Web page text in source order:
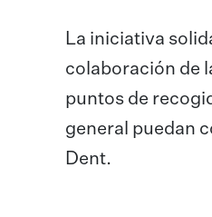
La iniciativa
colaboración de
puntos de
general puedan
Dent.